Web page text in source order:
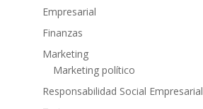
Empresarial
Finanzas
Marketing
Marketing político
Responsabilidad Social Empresarial